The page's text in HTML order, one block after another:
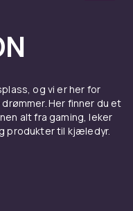
beste leketøy. Vi
fra LEGO,
retur.
beste leketøy. Vi
og vi er her for
Her finner du et
alt fra gaming, leker
produkter til kjæledyr.